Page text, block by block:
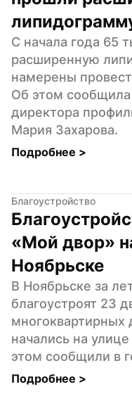
С начала года 65
расширенную
намерены
Об этом
директора
Мария Захарова.
Подробнее >
Благоустройство
«Мой двор»
Ноябрьске
В Ноябрьске за
благоустроят 23
начались на
этом сообщили в
Подробнее >